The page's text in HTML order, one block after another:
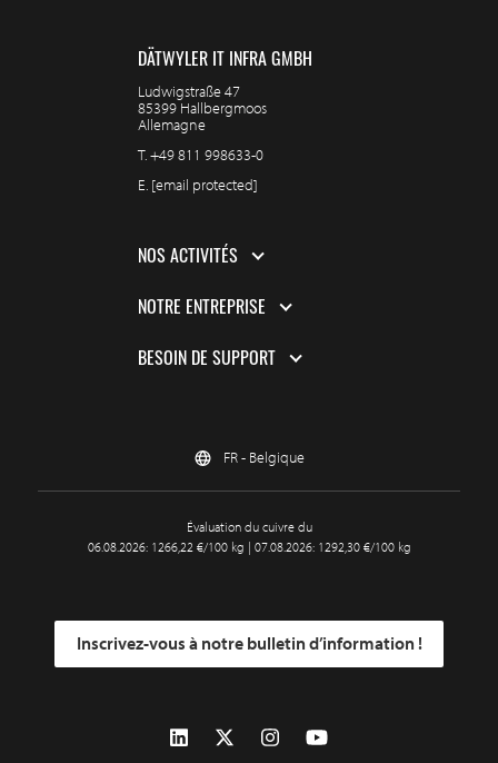
DÄTWYLER IT INFRA GMBH
Ludwigstraße 47
85399 Hallbergmoos
Allemagne
T.+49 811 998633-0
E. [email protected]
NOS ACTIVITÉS
NOTRE ENTREPRISE
BESOIN DE SUPPORT
FR - Belgique
Évaluation du cuivre du
06.08.2026: 1266,22 €/100 kg | 07.08.2026: 1292,30 €/100 kg
Inscrivez-vous à notre bulletin d’information !